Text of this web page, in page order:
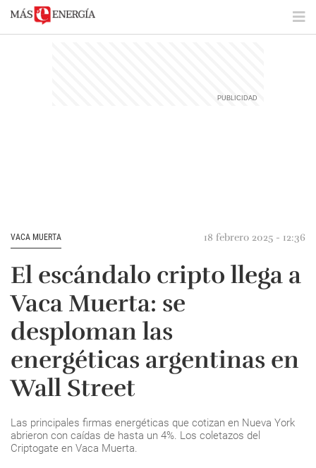
VACA MUERTA 18 febrero 2025 - 12:36
El escándalo cripto llega a
Vaca Muerta: se
desploman las
energéticas argentinas en
Wall Street
Las principales firmas energéticas que cotizan en Nueva York
abrieron con caídas de hasta un 4%. Los coletazos del
Criptogate en Vaca Muerta.